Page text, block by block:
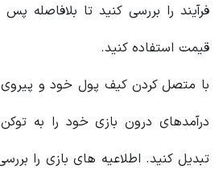
فرآیند را بررسی کنید تا
قیمت استفاده کنید.
با متصل کردن کیف پول خود و پیروی
درآمدهای درون بازی خود را به
تبدیل کنید. اطلاعیه های بازی را